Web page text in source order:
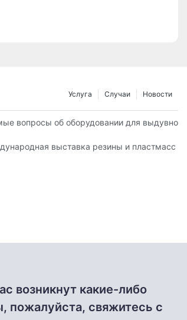
Новости
Случаи
Услуга
с большим успехом.
вопросы об оборудовании для
выставка резины и пластмасс
возникнут какие-либо
пожалуйста, свяжитесь с